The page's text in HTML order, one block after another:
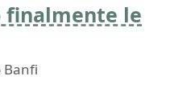
finalmente le
Banfi